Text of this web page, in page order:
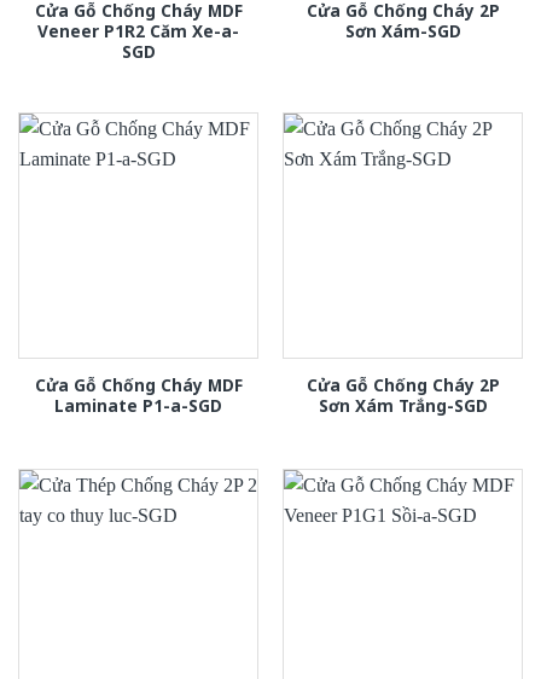
Cửa Gỗ Chống Cháy MDF
Veneer P1R2 Căm Xe-a-
SGD
Cửa Gỗ Chống Cháy 2P
Sơn Xám-SGD
Cửa Gỗ Chống Cháy MDF
Laminate P1-a-SGD
Cửa Gỗ Chống Cháy 2P
Sơn Xám Trắng-SGD